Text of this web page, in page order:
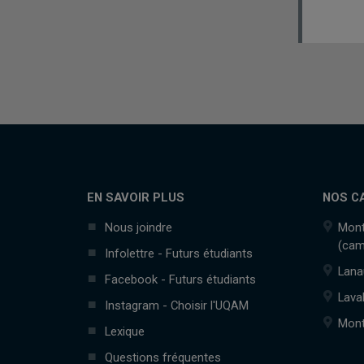
EN SAVOIR PLUS
Nous joindre
Infolettre - Futurs étudiants
Facebook - Futurs étudiants
Instagram - Choisir l'UQAM
Lexique
Questions fréquentes
NOS
Laval